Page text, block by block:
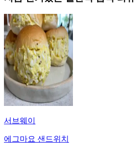
서브웨이
에그마요 샌드위치